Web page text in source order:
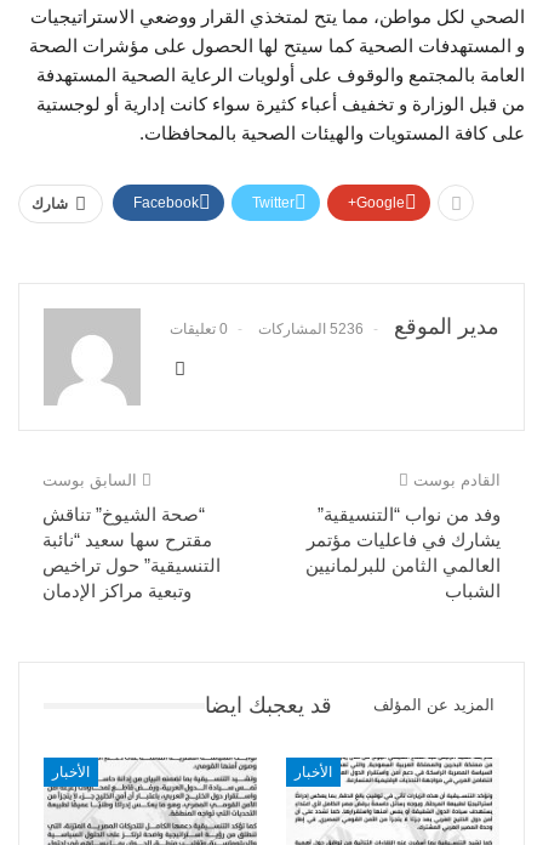
الصحي لكل مواطن، مما يتح لمتخذي القرار ووضعي الاستراتيجيات
و المستهدفات الصحية كما سيتح لها الحصول على مؤشرات الصحة
العامة بالمجتمع والوقوف على أولويات الرعاية الصحية المستهدفة
من قبل الوزارة و تخفيف أعباء كثيرة سواء كانت إدارية أو لوجستية
على كافة المستويات والهيئات الصحية بالمحافظات.
شارك Facebook Twitter Google+
مدير الموقع 5236 المشاركات 0 تعليقات
السابق بوست
“صحة الشيوخ” تناقش
مقترح سها سعيد “نائبة
التنسيقية” حول تراخيص
وتبعية مراكز الإدمان
القادم بوست
وفد من نواب “التنسيقية”
يشارك في فاعليات مؤتمر
العالمي الثامن للبرلمانيين
الشباب
قد يعجبك ايضا المزيد عن المؤلف
الأخبار الأخبار